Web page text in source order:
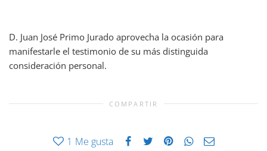
D. Juan José Primo Jurado aprovecha la ocasión para
manifestarle el testimonio de su más distinguida
consideración personal.
COMPARTIR
1 Me gusta